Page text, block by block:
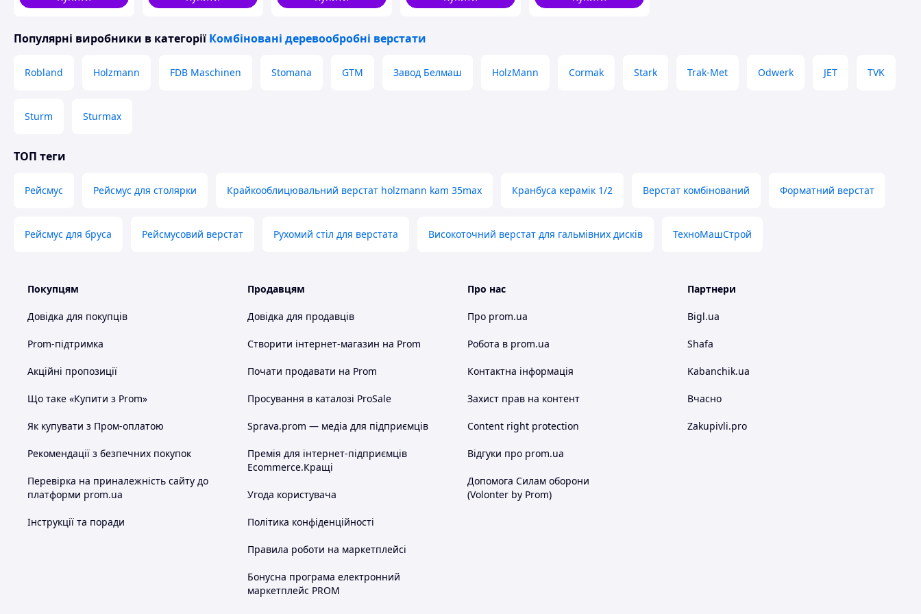
Відомий виробник сільськогосподарського обладнання компанія ТехноМашСтрой пройшла процедуру
сертифікат відповідності. Також виробництво впровадило та використовує систему управління якістю
Популярні виробники в категорії Комбіновані деревообробні верстати
Robland Holzmann FDB Maschinen Stomana GTM Завод Белмаш HolzMann Cormak Stark Trak-Met Odwerk JET TVK
Sturm Sturmax
ТОП теги
Рейсмус Рейсмус для столярки Крайкооблицювальний верстат holzmann kam 35max Кранбуса керамік 1/2 Верстат комбінований Форматний верстат
Рейсмус для бруса Рейсмусовий верстат Рухомий стіл для верстата Високоточний верстат для гальмівних дисків ТехноМашСтрой
Покупцям
Довідка для покупців
Prom-підтримка
Акційні пропозиції
Що таке «Купити з Prom»
Як купувати з Пром-оплатою
Рекомендації з безпечних покупок
Перевірка на приналежність сайту до
платформи prom.ua
Інструкції та поради
Продавцям
Довідка для продавців
Створити інтернет-магазин на Prom
Почати продавати на Prom
Просування в каталозі ProSale
Sprava.prom — медіа для підприємців
Премія для інтернет-підприємців
Ecommerce.Кращі
Угода користувача
Політика конфіденційності
Правила роботи на маркетплейсі
Бонусна програма електронний
маркетплейс PROM
Про нас
Про prom.ua
Робота в prom.ua
Контактна інформація
Захист прав на контент
Content right protection
Відгуки про prom.ua
Допомога Силам оборони
(Volonter by Prom)
Партнери
Bigl.ua
Shafa
Kabanchik.ua
Вчасно
Zakupivli.pro